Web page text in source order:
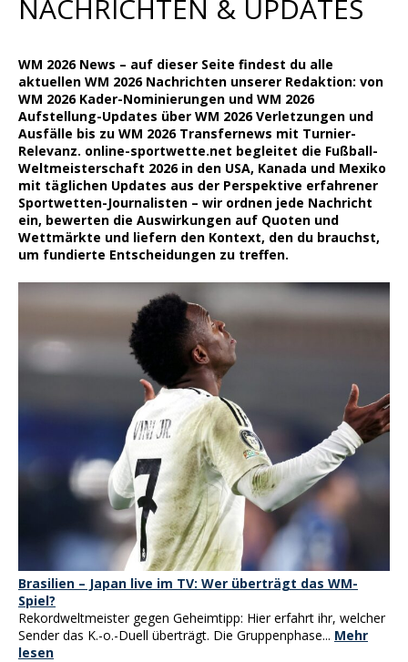
Wett Tipps für Heute
NACHRICHTEN & UPDATES
WM 2026 News – auf dieser Seite findest du alle
aktuellen WM 2026 Nachrichten unserer Redaktion: von
WM 2026 Kader-Nominierungen und WM 2026
Aufstellung-Updates über WM 2026 Verletzungen und
Ausfälle bis zu WM 2026 Transfernews mit Turnier-
Relevanz. online-sportwette.net begleitet die Fußball-
Weltmeisterschaft 2026 in den USA, Kanada und Mexiko
mit täglichen Updates aus der Perspektive erfahrener
Sportwetten-Journalisten – wir ordnen jede Nachricht
ein, bewerten die Auswirkungen auf Quoten und
Wettmärkte und liefern den Kontext, den du brauchst,
um fundierte Entscheidungen zu treffen.
Brasilien – Japan live im TV: Wer überträgt das WM-
Spiel?
Rekordweltmeister gegen Geheimtipp: Hier erfahrt ihr, welcher
Sender das K.-o.-Duell überträgt. Die Gruppenphase... Mehr
lesen